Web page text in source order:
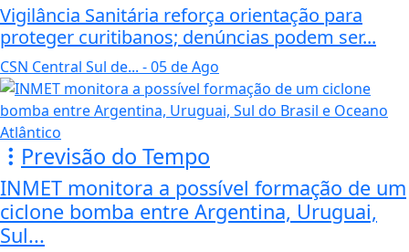
Vigilância Sanitária reforça orientação para
proteger curitibanos; denúncias podem ser...
CSN Central Sul de... - 05 de Ago
Previsão do Tempo
INMET monitora a possível formação de um
ciclone bomba entre Argentina, Uruguai,
Sul...